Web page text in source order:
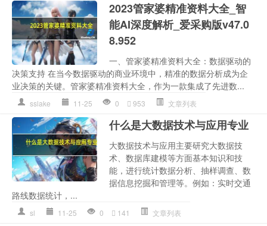
2023管家婆精准资料大全_智
能AI深度解析_爱采购版v47.0
8.952
一、管家婆精准资料大全：数据驱动的
决策支持 在当今数据驱动的商业环境中，精准的数据分析成为企
业决策的关键。管家婆精准资料大全，作为一款集成了先进数...
sslake 11-25 0 953 文章列表
什么是大数据技术与应用专业
大数据技术与应用主要研究大数据技
术、数据库建模等方面基本知识和技
能，进行统计数据分析、抽样调查、数
据信息挖掘和管理等。例如：实时交通
路线数据统计，...
sl 11-25 0 141 文章列表